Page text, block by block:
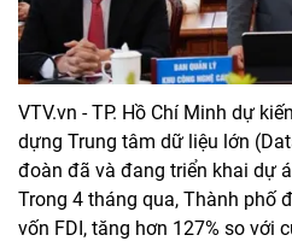
VTV.vn - TP. Hồ Chí Minh dự
dựng Trung tâm dữ liệu lớn
đoàn đã và đang triển khai dự
Trong 4 tháng qua, Thành phố
vốn FDI, tăng hơn 127% so với